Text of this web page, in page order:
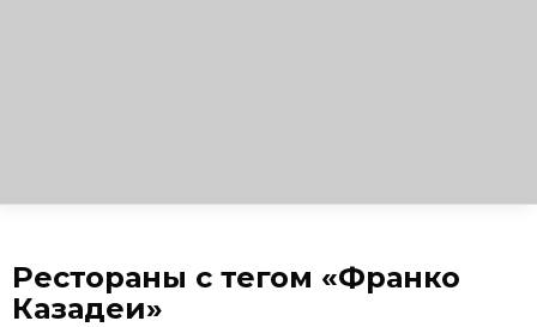
Рестораны с тегом «Франко
Казадеи»